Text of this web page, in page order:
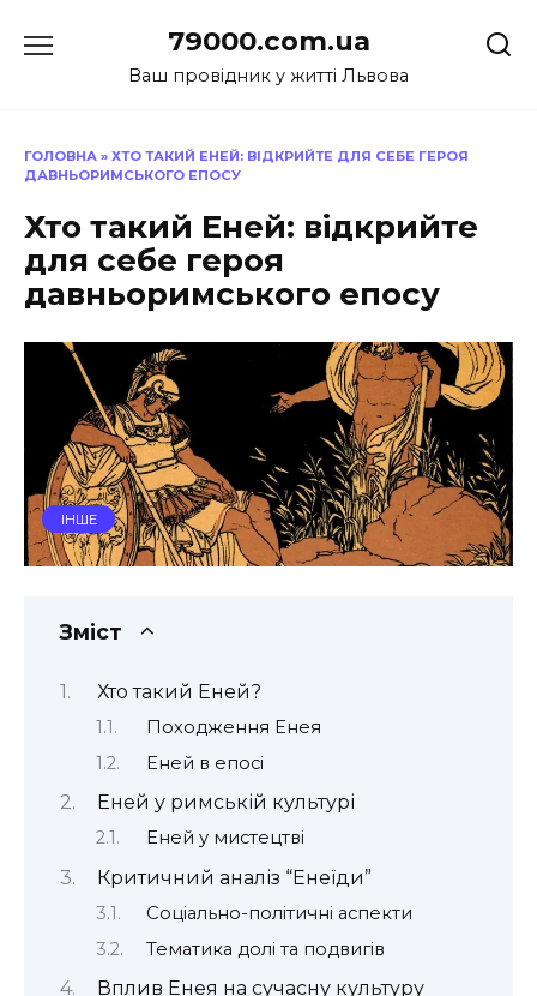
до
79000.com.ua
Ваш провідник у житті Львова
ГОЛОВНА » ХТО ТАКИЙ ЕНЕЙ: ВІДКРИЙТЕ ДЛЯ СЕБЕ ГЕРОЯ
ДАВНЬОРИМСЬКОГО ЕПОСУ
Хто такий Еней: відкрийте
для себе героя
давньоримського епосу
ІНШЕ
Зміст
Хто такий Еней?
Походження Енея
Еней в епосі
Еней у римській культурі
Еней у мистецтві
Критичний аналіз “Енеїди”
Соціально-політичні аспекти
Тематика долі та подвигів
Вплив Енея на сучасну культуру